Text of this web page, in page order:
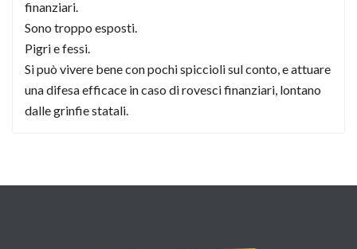
finanziari.
Sono troppo esposti.
Pigri e fessi.
Si può vivere bene con pochi spiccioli sul conto, e attuare
una difesa efficace in caso di rovesci finanziari, lontano
dalle grinfie statali.